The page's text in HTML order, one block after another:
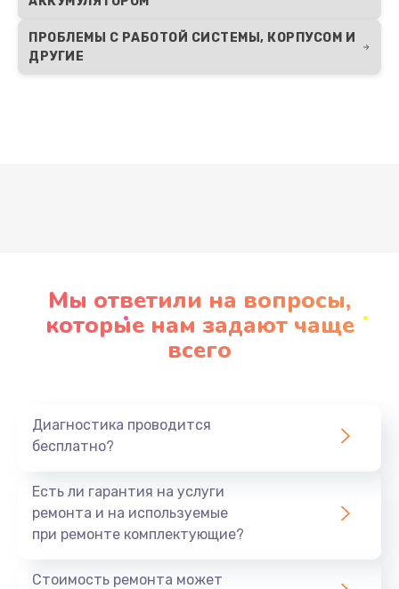
ПРОБЛЕМЫ С РАБОТОЙ СИСТЕМЫ, КОРПУСОМ И
ДРУГИЕ
Мы ответили на вопросы,
которые нам задают чаще
всего
Диагностика проводится
бесплатно?
Есть ли гарантия на услуги
ремонта и на используемые
при ремонте комплектующие?
Стоимость ремонта может